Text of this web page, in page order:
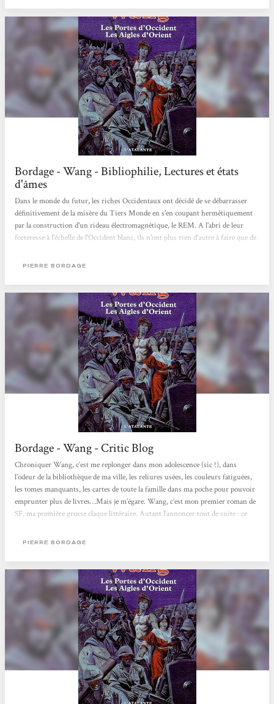
l'on trouve de...
Bordage - Wang - Bibliophilie, Lectures et états
d'âmes
Dans le monde du futur, les riches Occidentaux ont décidé de se débarrasser
définitivement de la misère du Tiers Monde en s'en coupant hermétiquement
par la construction d'un rideau électromagnétique, le REM. A l'abri de leur
forteresse à l'échelle de l'Occident blanc, ils n'ont plus rien d'autre à faire que de
corporelle. De l'autre côté de la barrière, le Tiers Monde est pourri par les
PIERRE BORDAGE
Bordage - Wang - Critic Blog
Chroniquer Wang, c’est me replonger dans mon adolescence (sic !), dans
l’odeur de la bibliothèque de ma ville, les reliures usées, les couleurs fatiguées,
les tomes manquants, les cartes de toute la famille dans ma poche pour pouvoir
emprunter plus de livres…Mais je m’égare. Wang, c’est mon premier roman de
SF, ma première grosse claque littéraire. Autant l’annoncer tout de suite : ce
héros sont sans cesse malmenés, séparés, mutilés, Wang est aussi une plongée
PIERRE BORDAGE